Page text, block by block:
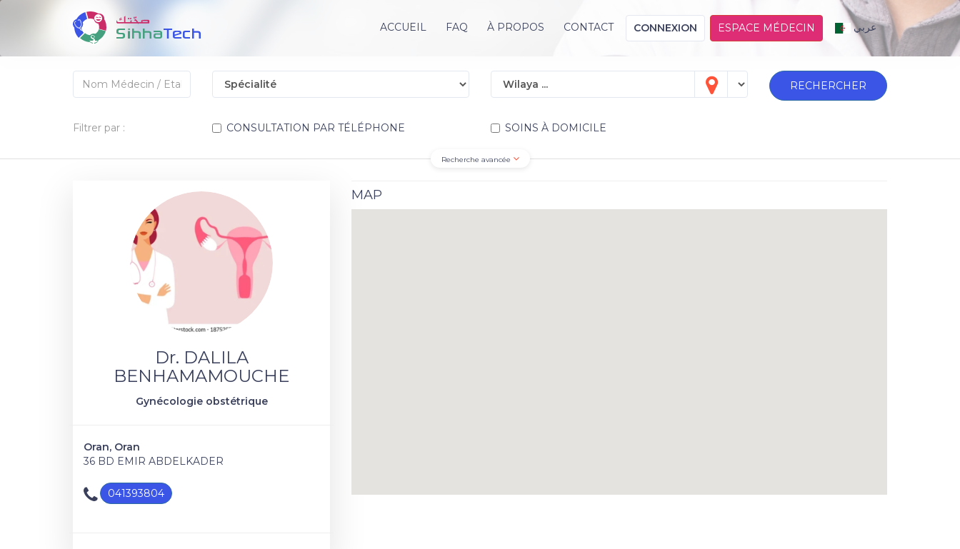
ACCUEIL FAQ À PROPOS CONTACT CONNEXION ESPACE MÉDECIN عربي
RECHERCHER
Filtrer par : CONSULTATION PAR TÉLÉPHONE SOINS À DOMICILE
Recherche avancée
Dr. DALILA
BENHAMAMOUCHE
Gynécologie obstétrique
Oran, Oran
36 BD EMIR ABDELKADER
041393804
MAP